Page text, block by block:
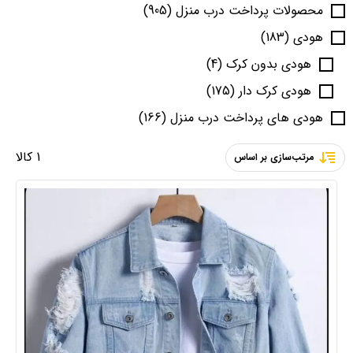
محصولات پرداخت درب منزل (905)
هودی (183)
هودی بدون کرک (4)
هودی کرک دار (175)
هودی های پرداخت درب منزل (166)
1 کالا
مرتب‌سازی بر اساس